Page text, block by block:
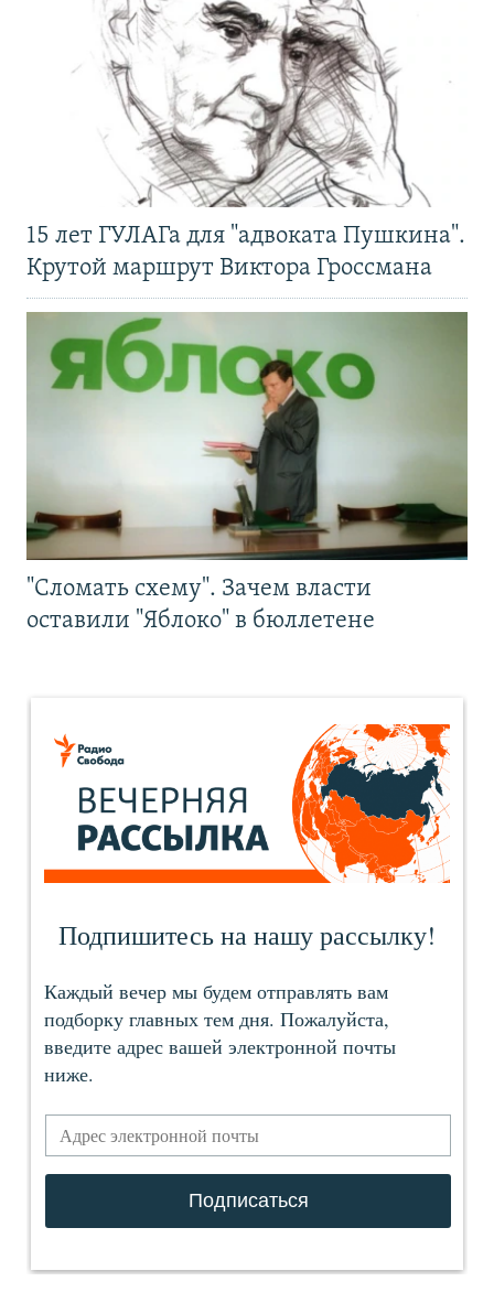
15 лет ГУЛАГа для "адвоката Пушкина".
Крутой маршрут Виктора Гроссмана
"Сломать схему". Зачем власти
оставили "Яблоко" в бюллетене